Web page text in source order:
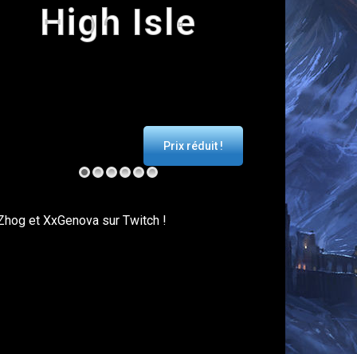
High Isle
Prix réduit !
et XxGenova sur Twitch !